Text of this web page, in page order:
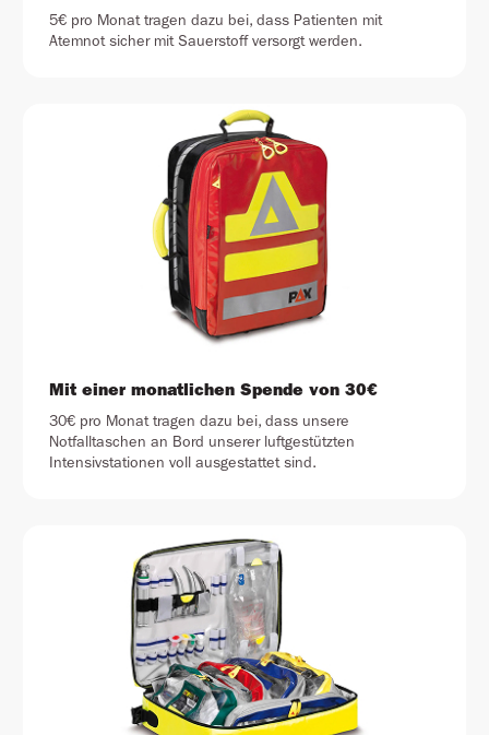
5€ pro Monat tragen dazu bei, dass Patienten mit
Atemnot sicher mit Sauerstoff versorgt werden.
Mit einer monatlichen Spende von 30€
30€ pro Monat tragen dazu bei, dass unsere
Notfalltaschen an Bord unserer luftgestützten
Intensivstationen voll ausgestattet sind.